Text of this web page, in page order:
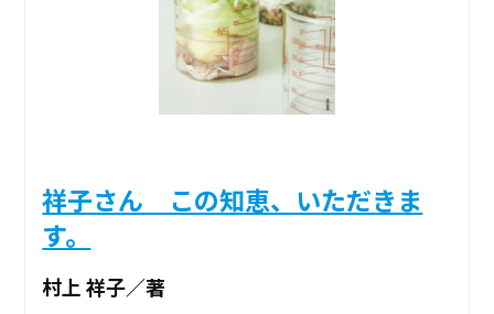
祥子さん この知恵、いただきま
す。
村上 祥子／著